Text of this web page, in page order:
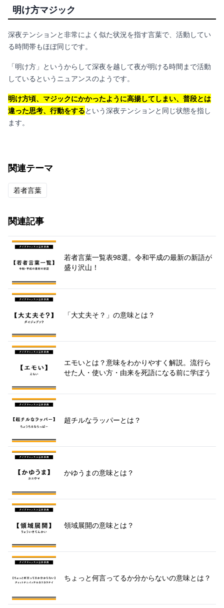
明け方マジック
深夜テンションと非常によく似た状況を指す言葉で、活動してい
る時間帯もほぼ同じです。
「明け方」というからして深夜を越して夜が明ける時間まで活動
しているというニュアンスのようです。
明け方頃、マジックにかかったように高揚してしまい、普段とは
違った思考、行動をするという深夜テンションと同じ状態を指し
ます。
関連テーマ
若者言葉
関連記事
若者言葉一覧表98選。令和平成の最新の新語が
盛り沢山！
「大丈夫そ？」の意味とは？
エモいとは？意味をわかりやすく解説。流行ら
せた人・使い方・由来を死語になる前に学ぼう
超チルなラッパーとは？
かゆうまの意味とは？
領域展開の意味とは？
ちょっと何言ってるか分からないの意味とは？